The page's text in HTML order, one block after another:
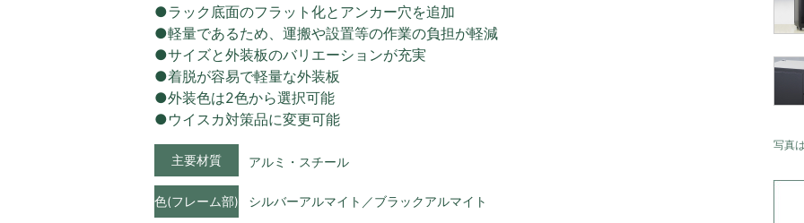
●ラック底面のフラット化とアンカー穴を追加
●軽量であるため、運搬や設置等の作業の負担が軽減
●サイズと外装板のバリエーションが充実
●着脱が容易で軽量な外装板
●外装色は2色から選択可能
●ウイスカ対策品に変更可能
主要材質 アルミ・スチール
色(フレーム部) シルバーアルマイト／ブラックアルマイト
写真